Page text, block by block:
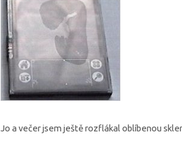
Jo a večer jsem ještě rozflákal oblíbenou